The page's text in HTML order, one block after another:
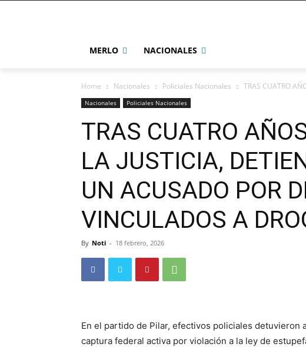
MERLO NACIONALES
Home Nacionales Policiales Nacionales TRAS CUATRO
Nacionales Policiales Nacionales
TRAS CUATRO
LA JUSTICIA,
UN ACUSADO POR
VINCULADOS A
By Noti - 18 febrero, 2026
En el partido de Pilar, efectivos policiales detuvieron
captura federal activa por violación a la ley de